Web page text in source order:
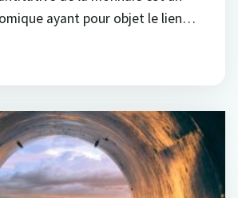
ayant pour objet le lien…